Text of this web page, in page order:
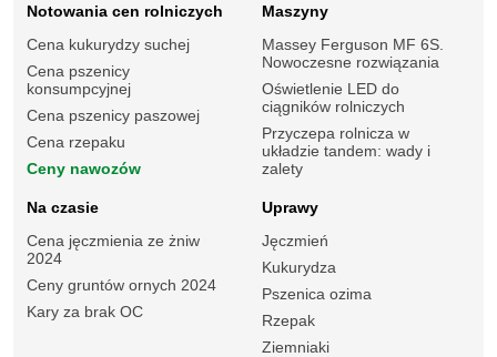
Notowania cen rolniczych
Cena kukurydzy suchej
Cena pszenicy
konsumpcyjnej
Cena pszenicy paszowej
Cena rzepaku
Ceny nawozów
Maszyny
Massey Ferguson MF 6S.
Nowoczesne rozwiązania
Oświetlenie LED do
ciągników rolniczych
Przyczepa rolnicza w
układzie tandem: wady i
zalety
Na czasie
Cena jęczmienia ze żniw
2024
Ceny gruntów ornych 2024
Kary za brak OC
Uprawy
Jęczmień
Kukurydza
Pszenica ozima
Rzepak
Ziemniaki